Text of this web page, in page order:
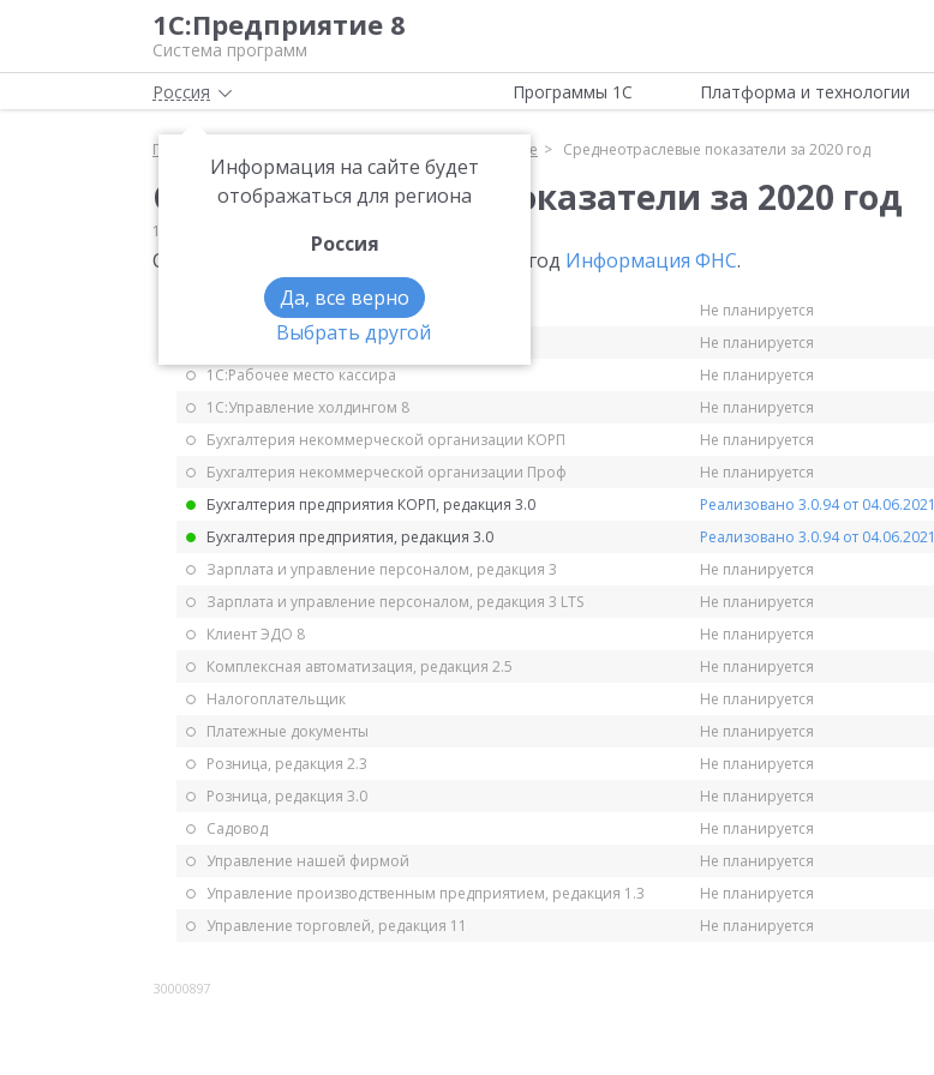
1С:Предприятие 8
Система программ
Россия
Информация на сайте будет
отображаться для региона
Россия
Да, все верно
Выбрать другой
Программы 1С Платформа и технологии
Главная Прочее Среднеотраслевые показатели за 2020 год
Среднеотраслевые показатели за 2020 год
12.05.2021
Среднеотраслевые показатели за 2020 год Информация ФНС.
1С:ERP Управление предприятием 2.5
Не планируется
1С:ERP. Управление холдингом
Не планируется
1С:Рабочее место кассира
Не планируется
1С:Управление холдингом 8
Не планируется
Бухгалтерия некоммерческой организации КОРП
Не планируется
Бухгалтерия некоммерческой организации Проф
Не планируется
Бухгалтерия предприятия КОРП, редакция 3.0
Реализовано 3.0.94 от 04.06.2021
Бухгалтерия предприятия, редакция 3.0
Реализовано 3.0.94 от 04.06.2021
Зарплата и управление персоналом, редакция 3
Не планируется
Зарплата и управление персоналом, редакция 3 LTS
Не планируется
Клиент ЭДО 8
Не планируется
Комплексная автоматизация, редакция 2.5
Не планируется
Налогоплательщик
Не планируется
Платежные документы
Не планируется
Розница, редакция 2.3
Не планируется
Розница, редакция 3.0
Не планируется
Садовод
Не планируется
Управление нашей фирмой
Не планируется
Управление производственным предприятием, редакция 1.3
Не планируется
Управление торговлей, редакция 11
Не планируется
30000897